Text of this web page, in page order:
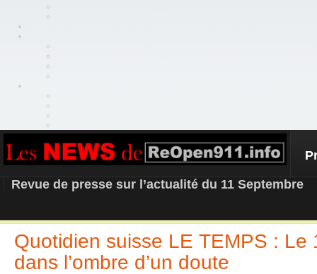
REOPEN911 – NEWS
Revue de presse sur l’actualité du 11 Septembre
Quotidien suisse LE TEMPS : Le
dans l’ombre d’un doute